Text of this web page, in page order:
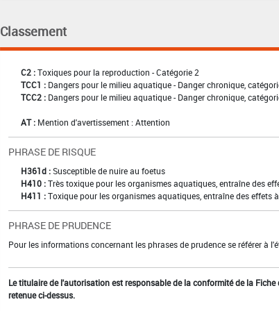
Classement
C2 : Toxiques pour la reproduction - Catégorie 2
TCC1 : Dangers pour le milieu aquatique - Danger chronique,
TCC2 : Dangers pour le milieu aquatique - Danger chronique,
AT : Mention d'avertissement : Attention
PHRASE DE RISQUE
H361d : Susceptible de nuire au foetus
H410 : Très toxique pour les organismes aquatiques, entraîne des
H411 : Toxique pour les organismes aquatiques, entraîne des effets
PHRASE DE PRUDENCE
Pour les informations concernant les phrases de prudence se référer à
Le titulaire de l'autorisation est responsable de la conformité de la
retenue ci-dessus.